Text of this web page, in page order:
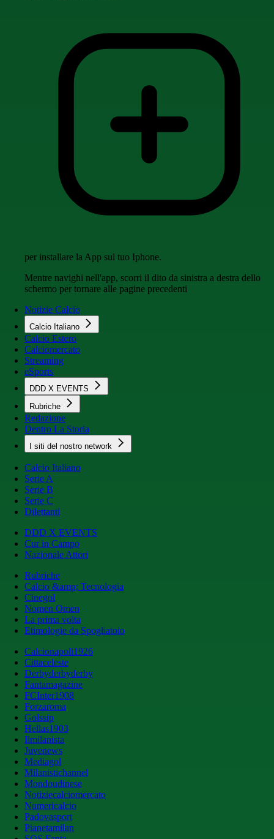
per installare la App sul tuo Iphone.
Mentre navighi nell'app, scorri il dito da sinistra a destra dello
schermo per tornare alle pagine precedenti
Notizie Calcio
Calcio Italiano
Calcio Estero
Calciomercato
Streaming
eSports
DDD X EVENTS
Rubriche
Redazione
Dentro La Storia
I siti del nostro network
Calcio Italiano
Serie A
Serie B
Serie C
Dilettanti
DDD X EVENTS
Cur in Campo
Nazionale Attori
Rubriche
Calcio &amp; Tecnologia
Cinegol
Nomen Omen
La prima volta
Etimologie da Spogliatoio
Calcionapoli1926
Cittaceleste
Derbyderbyderby
Fantamagazine
FCInter1908
Forzaroma
Golssip
Hellas1903
Ilmilanista
Juvenews
Mediagol
Milanistichannel
Mondoudinese
Notiziecalciomercato
Numericalcio
Padovasport
Pianetamilan